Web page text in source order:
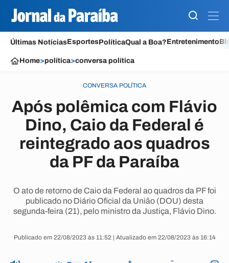
Últimas NotíciasEsportesPolíticaQual a Boa?Entretenimento
Home>política>conversa política
CONVERSA POLÍTICA
Após polêmica com Flávio
Dino, Caio da Federal é
reintegrado aos quadros
da PF da Paraíba
O ato de retorno de Caio da Federal ao quadros da PF foi
publicado no Diário Oficial da União (DOU) desta
segunda-feira (21), pelo ministro da Justiça, Flávio Dino.
Publicado em 22/08/2023 às 11:52 | Atualizado em 22/08/2023 às 16:14